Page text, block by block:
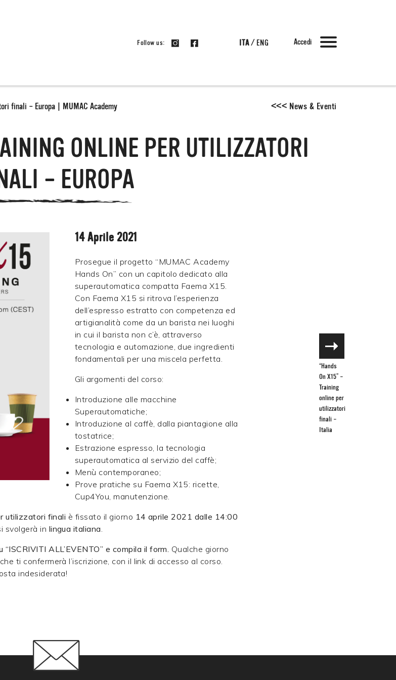
Follow us: ITA/ ENG Accedi
finali – Europa | MUMAC Academy <<< News & Eventi
ONLINE PER UTILIZZATORI
– EUROPA
14 Aprile 2021
Prosegue il progetto “MUMAC Academy
Hands On” con un capitolo dedicato alla
superautomatica compatta Faema X15.
Con Faema X15 si ritrova l’esperienza
dell’espresso estratto con competenza ed
artigianalità come da un barista nei luoghi
in cui il barista non c’è, attraverso
tecnologia e automazione, due ingredienti
fondamentali per una miscela perfetta.
Gli argomenti del corso:
Introduzione alle macchine
Superautomatiche;
Introduzione al caffè, dalla piantagione alla
tostatrice;
Estrazione espresso, la tecnologia
superautomatica al servizio del caffè;
Menù contemporaneo;
Prove pratiche su Faema X15: ricette,
Cup4You, manutenzione.
utilizzatori finali è fissato il giorno 14 aprile 2021 dalle 14:00
svolgerà in lingua italiana.
ALL’EVENTO” e compila il form. Qualche giorno
ti confermerà l’iscrizione, con il link di accesso al corso.
indesiderata!
“Hands
On X15” –
Training
online per
utilizzatori
finali –
Italia